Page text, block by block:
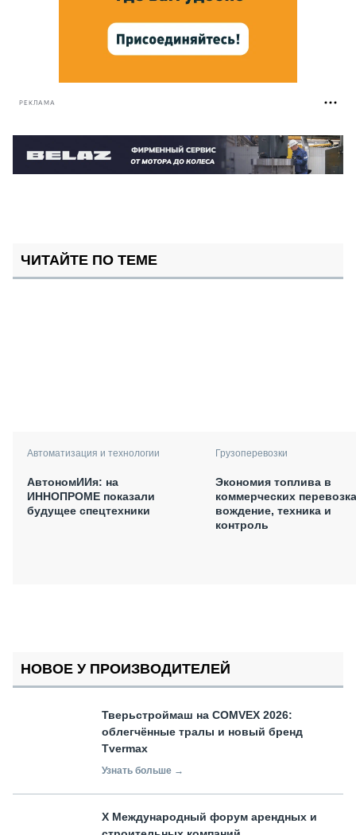
РЕКЛАМА
ЧИТАЙТЕ ПО ТЕМЕ
Автоматизация и технологии
АвтономИИя: на
ИННОПРОМЕ показали
будущее спецтехники
Грузоперевозки
Экономия топлива в
коммерческих
вождение, техника и
контроль
НОВОЕ У ПРОИЗВОДИТЕЛЕЙ
Тверьстроймаш на COMVEX 2026:
облегчённые тралы и новый бренд
Tvermax
Узнать больше →
X Международный форум арендных и